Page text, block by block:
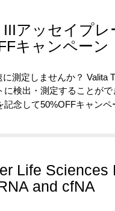
アッセイプレ
キャンペーン
測定しませんか？ Valita
検出・測定することが
念して50%OFFキャン
Life
and cfNA